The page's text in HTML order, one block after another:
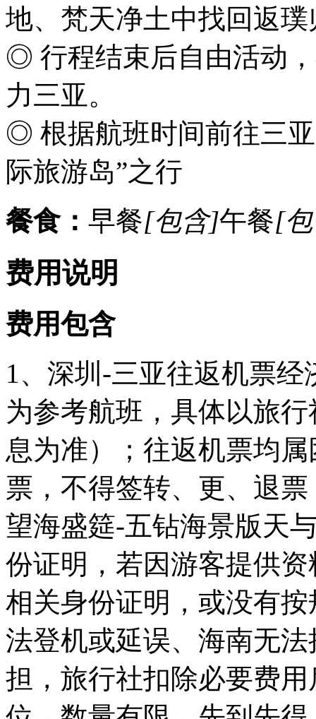
地、梵天净土中找回返
◎ 行程结束后自由活动
力三亚。
◎ 根据航班时间前往三
际旅游岛”之行
餐食： 早餐[包含]午餐[
费用说明
费用包含
1、深圳-三亚往返机票
为参考航班，具体以旅
息为准）；往返机票均
票，不得签转、更、退
望海盛筵-五钻海景版天
份证明，若因游客提供
相关身份证明，或没有
法登机或延误、海南无
担，旅行社扣除必要费